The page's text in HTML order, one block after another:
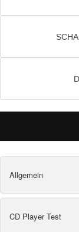
Allgemein
CD Player Test